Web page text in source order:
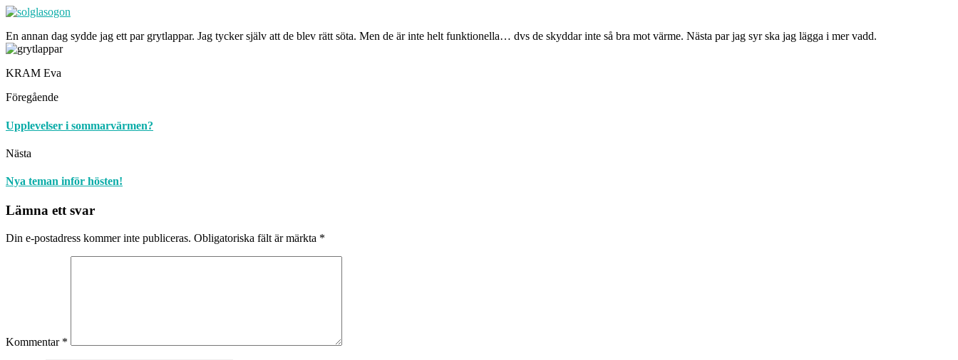
En annan dag sydde jag ett par grytlappar. Jag tycker själv att de blev rätt söta. Men de är inte helt funktionella… dvs de skyddar inte så bra mot värme. Nästa par jag syr ska jag lägga i mer vadd.
KRAM Eva
Föregående
Upplevelser i sommarvärmen?
Nästa
Nya teman inför hösten!
Lämna ett svar
Din e-postadress kommer inte publiceras. Obligatoriska fält är märkta *
Kommentar *